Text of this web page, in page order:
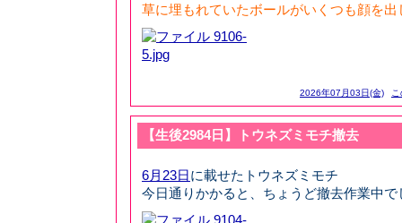
草に埋もれていたボールがいくつも顔を出
2026年07月03日(金)
【生後2984日】トウネズミモチ撤去
6月23日に載せたトウネズミモチ
今日通りかかると、ちょうど撤去作業中で